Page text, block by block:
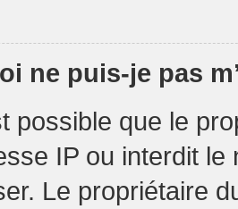
ne puis-je pas
possible que le
IP ou interdit le
Le propriétaire